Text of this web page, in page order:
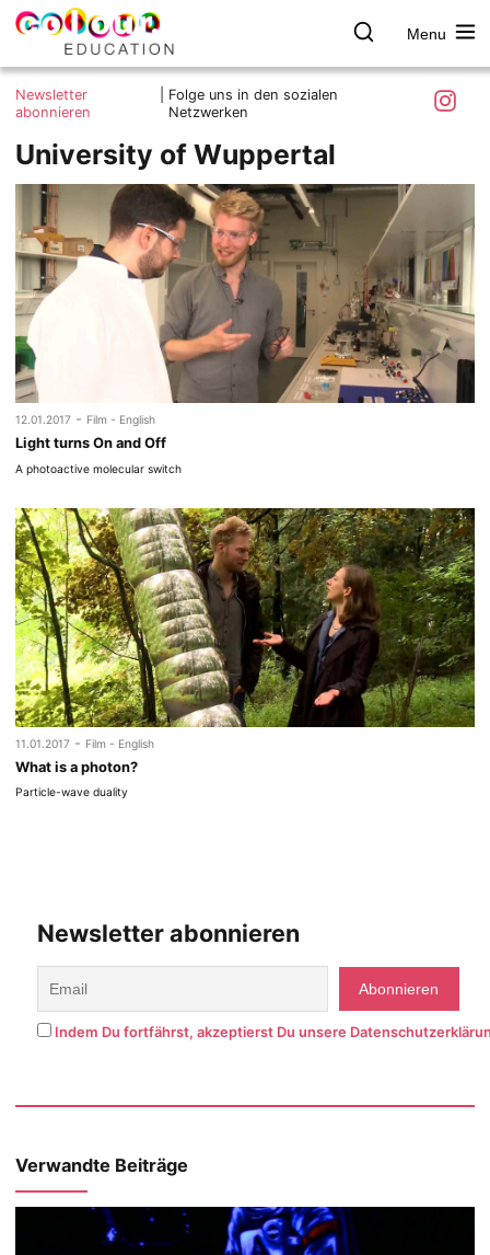
Skip
colour.education
Farbe
entdecken
Menu
Was ist colour.education?
Ziele und Mitmachen
Kontakt
Impressum
Datenschutzerklärung
Newsletter
abonnieren
Folge uns in den sozialen
Netzwerken
University of Wuppertal
12.01.2017 - Film - English
Light turns On and Off
A photoactive molecular switch
11.01.2017 - Film - English
What is a photon?
Particle-wave duality
Newsletter abonnieren
Indem Du fortfährst, akzeptierst Du unsere
Verwandte Beiträge